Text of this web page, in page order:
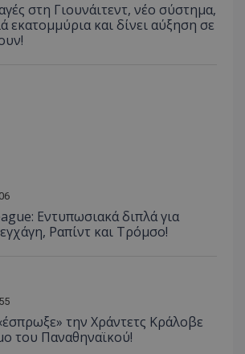
στη Γιουνάιτεντ, νέο σύστημα,
εκατομμύρια και δίνει αύξηση σε
Εντυπωσιακά διπλά για
Ραπίντ και Τρόμσο!
την Χράντετς Κράλοβε
του Παναθηναϊκού!